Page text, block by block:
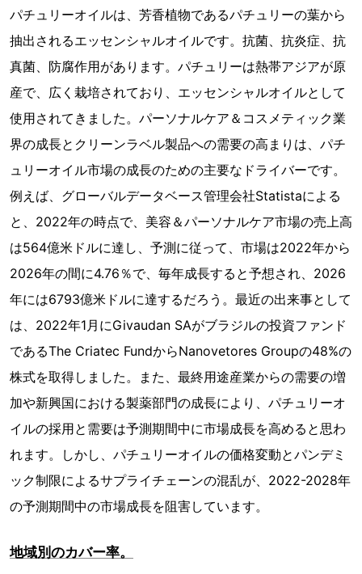
パチュリーオイルは、芳香植物であるパチュリーの葉から
抽出されるエッセンシャルオイルです。抗菌、抗炎症、抗
真菌、防腐作用があります。パチュリーは熱帯アジアが原
産で、広く栽培されており、エッセンシャルオイルとして
使用されてきました。パーソナルケア＆コスメティック業
界の成長とクリーンラベル製品への需要の高まりは、パチ
ュリーオイル市場の成長のための主要なドライバーです。
例えば、グローバルデータベース管理会社Statistaによる
と、2022年の時点で、美容＆パーソナルケア市場の売上高
は564億米ドルに達し、予測に従って、市場は2022年から
2026年の間に4.76％で、毎年成長すると予想され、2026
年には6793億米ドルに達するだろう。最近の出来事として
は、2022年1月にGivaudan SAがブラジルの投資ファンド
であるThe Criatec FundからNanovetores Groupの48%の
株式を取得しました。また、最終用途産業からの需要の増
加や新興国における製薬部門の成長により、パチュリーオ
イルの採用と需要は予測期間中に市場成長を高めると思わ
れます。しかし、パチュリーオイルの価格変動とパンデミ
ック制限によるサプライチェーンの混乱が、2022-2028年
の予測期間中の市場成長を阻害しています。
地域別のカバー率。